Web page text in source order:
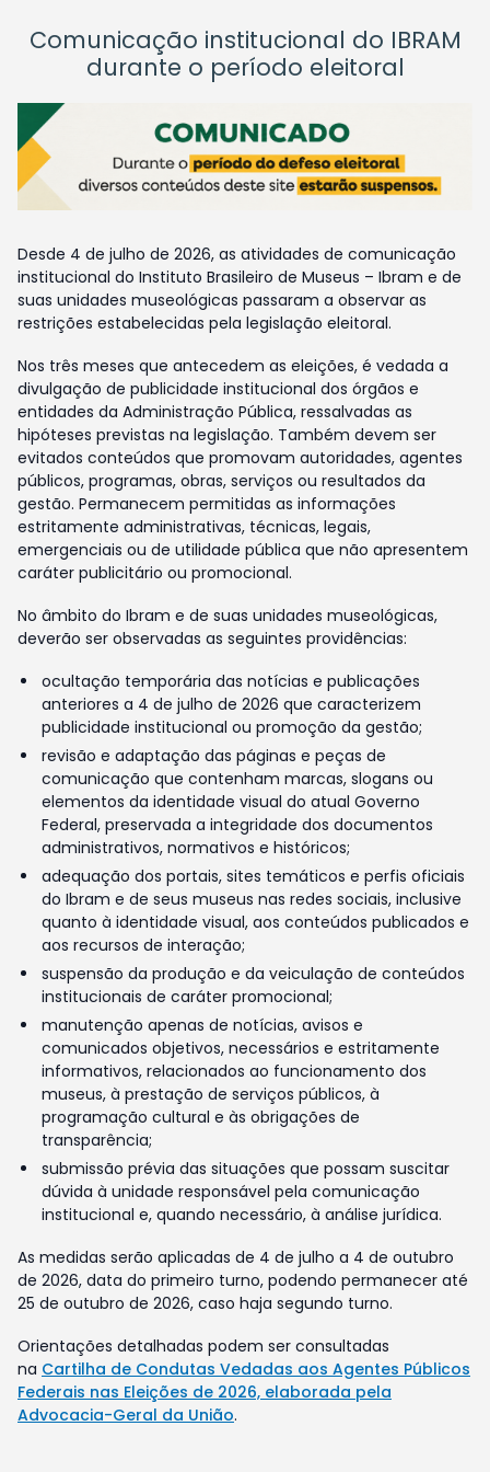
Comunicação institucional do IBRAM
durante o período eleitoral
Desde 4 de julho de 2026, as atividades de comunicação
institucional do Instituto Brasileiro de Museus – Ibram e de
suas unidades museológicas passaram a observar as
restrições estabelecidas pela legislação eleitoral.
Nos três meses que antecedem as eleições, é vedada a
divulgação de publicidade institucional dos órgãos e
entidades da Administração Pública, ressalvadas as
hipóteses previstas na legislação. Também devem ser
evitados conteúdos que promovam autoridades, agentes
públicos, programas, obras, serviços ou resultados da
gestão. Permanecem permitidas as informações
estritamente administrativas, técnicas, legais,
emergenciais ou de utilidade pública que não apresentem
caráter publicitário ou promocional.
No âmbito do Ibram e de suas unidades museológicas,
deverão ser observadas as seguintes providências:
ocultação temporária das notícias e publicações
anteriores a 4 de julho de 2026 que caracterizem
publicidade institucional ou promoção da gestão;
revisão e adaptação das páginas e peças de
comunicação que contenham marcas, slogans ou
elementos da identidade visual do atual Governo
Federal, preservada a integridade dos documentos
administrativos, normativos e históricos;
adequação dos portais, sites temáticos e perfis oficiais
do Ibram e de seus museus nas redes sociais, inclusive
quanto à identidade visual, aos conteúdos publicados e
aos recursos de interação;
suspensão da produção e da veiculação de conteúdos
institucionais de caráter promocional;
manutenção apenas de notícias, avisos e
comunicados objetivos, necessários e estritamente
informativos, relacionados ao funcionamento dos
museus, à prestação de serviços públicos, à
programação cultural e às obrigações de
transparência;
submissão prévia das situações que possam suscitar
dúvida à unidade responsável pela comunicação
institucional e, quando necessário, à análise jurídica.
As medidas serão aplicadas de 4 de julho a 4 de outubro
de 2026, data do primeiro turno, podendo permanecer até
25 de outubro de 2026, caso haja segundo turno.
Orientações detalhadas podem ser consultadas
na Cartilha de Condutas Vedadas aos Agentes Públicos
Federais nas Eleições de 2026, elaborada pela
Advocacia-Geral da União.